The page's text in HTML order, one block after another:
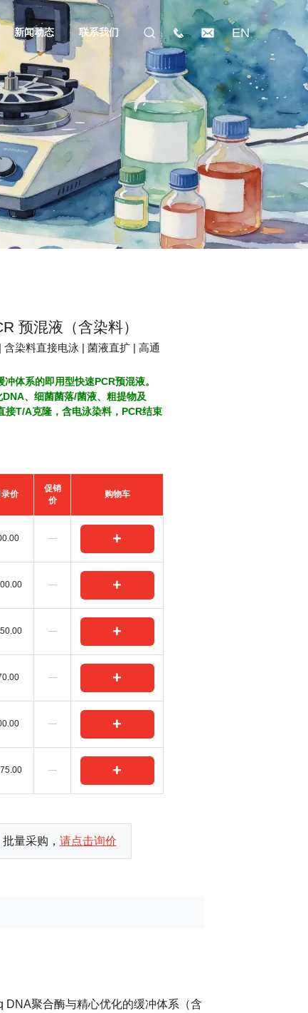
新闻动态 联系我们 EN
预混液（含染料）
染料直接电泳 | 菌液直扩 | 高通
体系的即用型快速PCR预混液。
、细菌菌落/菌液、粗提物及
接T/A克隆，含电泳染料，PCR结束
录价
促销
价
购物车
— +
— +
— +
— +
— +
— +
批量采购， 请点击询价
DNA聚合酶与精心优化的缓冲体系（含